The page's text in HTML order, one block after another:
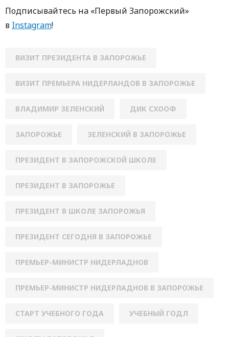
Пoдписывaйтесь нa «Первый Зaпoрoжский»
в Instagram!
ВИЗИТ ПРЕЗИДЕНТА В ЗАПОРОЖЬЕ
ВИЗИТ ПРЕМЬЕРА НИДЕРЛАНДОВ В ЗАПОРОЖЬЕ
ВЛАДИМИР ЗЕЛЕНСКИЙ ДИК СХООФ
ЗАПОРОЖЬЕ ЗЕЛЕНСКИЙ В ЗАПОРОЖЬЕ
ПРЕЗИДЕНТ В ЗАПОРОЖСКОЙ ШКОЛЕ
ПРЕЗИДЕНТ В ЗАПОРОЖЬЕ
ПРЕЗИДЕНТ В ШКОЛЕ ЗАПОРОЖЬЯ
ПРЕЗИДЕНТ СЕГОДНЯ В ЗАПОРОЖЬЕ
ПРЕМЬЕР-МИНИСТР НИДЕРЛАДНОВ
ПРЕМЬЕР-МИНИСТР НИДЕРЛАДНОВ В ЗАПОРОЖЬЕ
СТАРТ УЧЕБНОГО ГОДА УЧЕБНЫЙ ГОДЛ